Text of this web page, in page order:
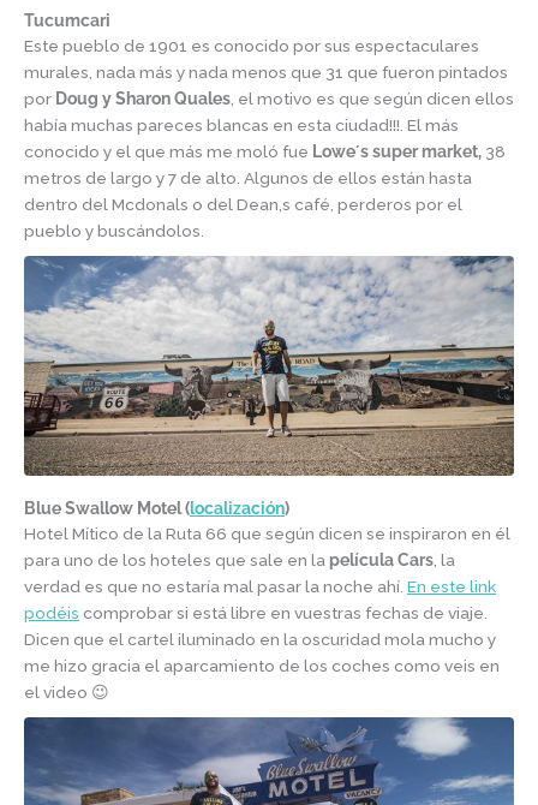
Tucumcari
Este pueblo de 1901 es conocido por sus espectaculares
murales, nada más y nada menos que 31 que fueron pintados
por Doug y Sharon Quales , el motivo es que según dicen ellos
había muchas pareces blancas en esta ciudad!!!. El más
conocido y el que más me moló fue Lowe´s super market, 38
metros de largo y 7 de alto. Algunos de ellos están hasta
dentro del Mcdonals o del Dean,s café, perderos por el
pueblo y buscándolos.
Blue Swallow Motel (localización)
Hotel Mítico de la Ruta 66 que según dicen se inspiraron en él
para uno de los hoteles que sale en la película Cars , la
verdad es que no estaría mal pasar la noche ahí. En este link
podéis comprobar si está libre en vuestras fechas de viaje.
Dicen que el cartel iluminado en la oscuridad mola mucho y
me hizo gracia el aparcamiento de los coches como veis en
el video 😉